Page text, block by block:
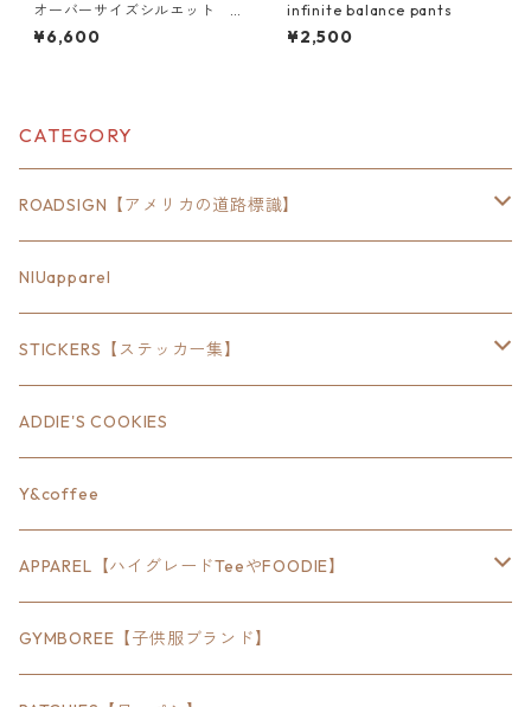
オーバーサイズシルエット L
OS ANGELES BUS STOP PHO
TO TEE｜Pizza Toast Edition
¥6,600
infinite balance pants
¥2,500
CATEGORY
ROADSIGN【アメリカの道路標識】
18inch×6inch
18inch×8inch
18inch×12inch
24inch×8inch
18inch×24inch
30inch×24inch
NIUapparel
STICKERS【ステッカー集】
ステート
ハウス
クルマ
セキュリティ
ADDIE'S COOKIES
Y&coffee
APPAREL【ハイグレードTeeやFOODIE】
Bradley
GYMBOREE【子供服ブランド】